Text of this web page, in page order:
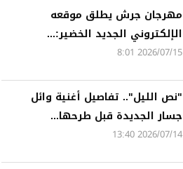
مهرجان جرش يطلق موقعه
الإلكتروني الجديد الخضير:...
2026/07/15 8:01
"نص الليل".. تفاصيل أغنية وائل
جسار الجديدة قبل طرحها...
2026/07/14 13:40